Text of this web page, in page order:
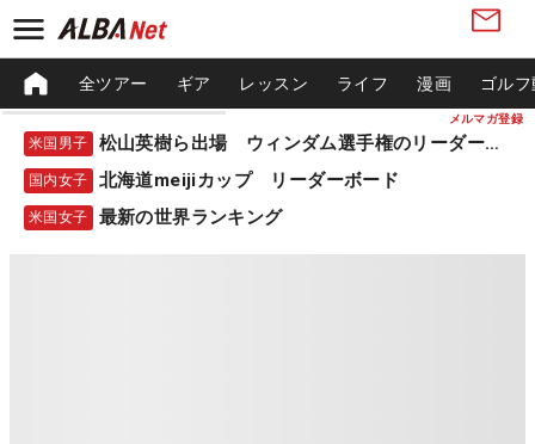
メルマガ登録
全ツアー ギア レッスン ライフ 漫画 ゴル
米国男子 松山英樹ら出場 ウィンダム選手権のリーダーボード
国内女子 北海道meijiカップ リーダーボード
米国女子 最新の世界ランキング